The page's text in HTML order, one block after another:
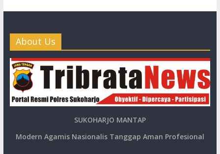
About Us
SUKOHARJO MANTAP
Modern Agamis Nasionalis Tanggap Aman Profesional